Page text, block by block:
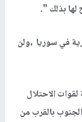
لها بذلك ".
في سوريا ،ولن
الاحتلال
بالقرب من